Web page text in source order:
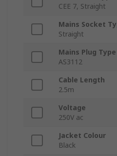
CEE 7, Straight
Mains Socket
Straight
Mains Plug Type
AS3112
Cable Length
2.5m
Voltage
250V ac
Jacket Colour
Black